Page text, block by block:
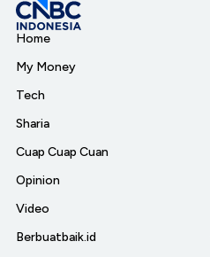
Home
My Money
Tech
Sharia
Cuap Cuap Cuan
Opinion
Video
Berbuatbaik.id